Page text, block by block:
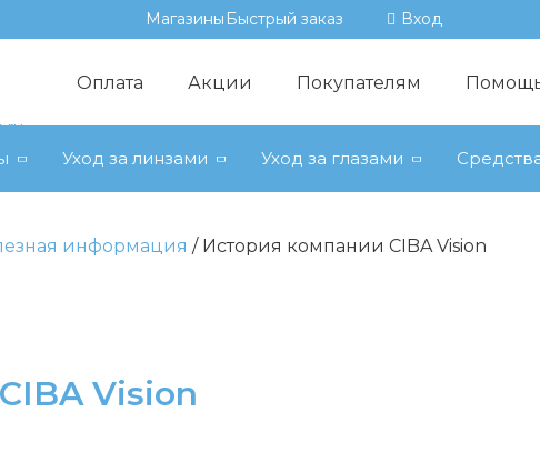
Магазины Быстрый заказ Вход
Оплата Акции Покупателям
Уход за линзами Уход за глазами
информация История компании CIBA Vision
Vision